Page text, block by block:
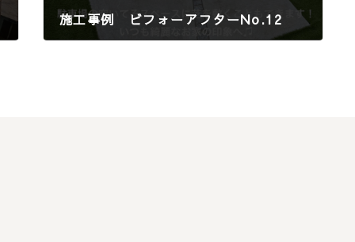
施工事例 ビフォーアフターNo.12